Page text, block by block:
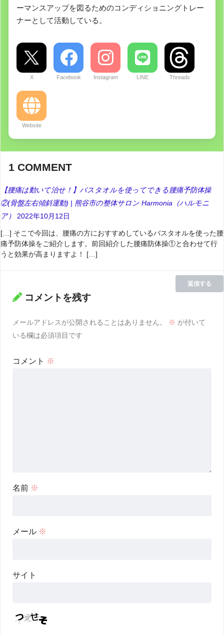
ーマンスアップを図るためのコンディショニングトレー
ナーとして活動している。
X Facebook Instagram LINE Threads
Website
1 COMMENT
【腰痛は動いて治せ！】バスタオルを使ってできる腰痛予防体操
②(骨盤左右傾斜運動) | 熊谷市の整体サロン Harmonia（ハルモニ
ア）
2022年10月12日
[…] そこで今回は、腰痛の方におすすめしているバスタオルを使った腰
痛予防体操をご紹介します。前回紹介した腰痛防体操①と合わせて行
うと効果が高まりますよ！ […]
返信する
コメントを残す
メールアドレスが公開されることはありません。 ※ が付いて
いる欄は必須項目です
コメント ※
名前 ※
メール ※
サイト